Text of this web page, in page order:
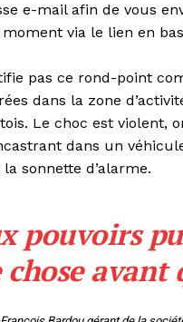
e-mail afin de vous
via le lien en
pas ce rond-point
dans la zone
Le choc est violent,
dans un
sonnette d’alarme.
pouvoirs